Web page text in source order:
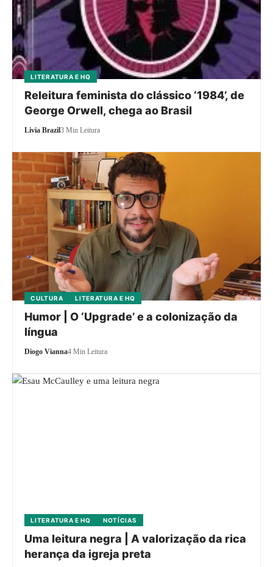
LITERATURA E HQ
Releitura feminista do clássico ‘1984’, de
George Orwell, chega ao Brasil
Livia Brazil3 Min Leitura
CULTURA LITERATURA E HQ
Humor | O ‘Upgrade’ e a colonização da
língua
Diogo Vianna4 Min Leitura
LITERATURA E HQ NOTÍCIAS
Uma leitura negra | A valorização da rica
herança da igreja preta